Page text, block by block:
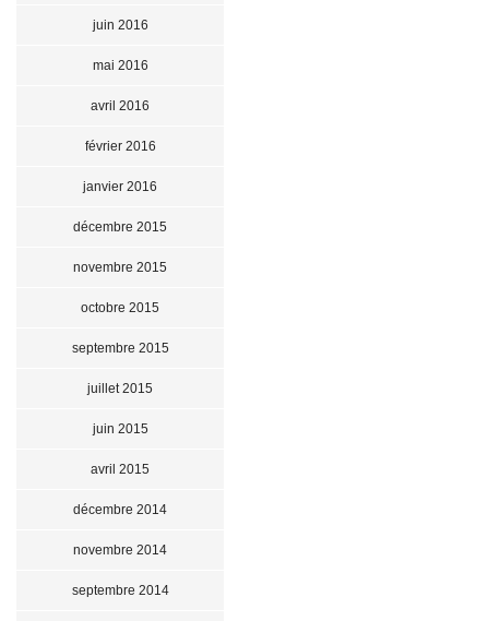
juin 2016
mai 2016
avril 2016
février 2016
janvier 2016
décembre 2015
novembre 2015
octobre 2015
septembre 2015
juillet 2015
juin 2015
avril 2015
décembre 2014
novembre 2014
septembre 2014